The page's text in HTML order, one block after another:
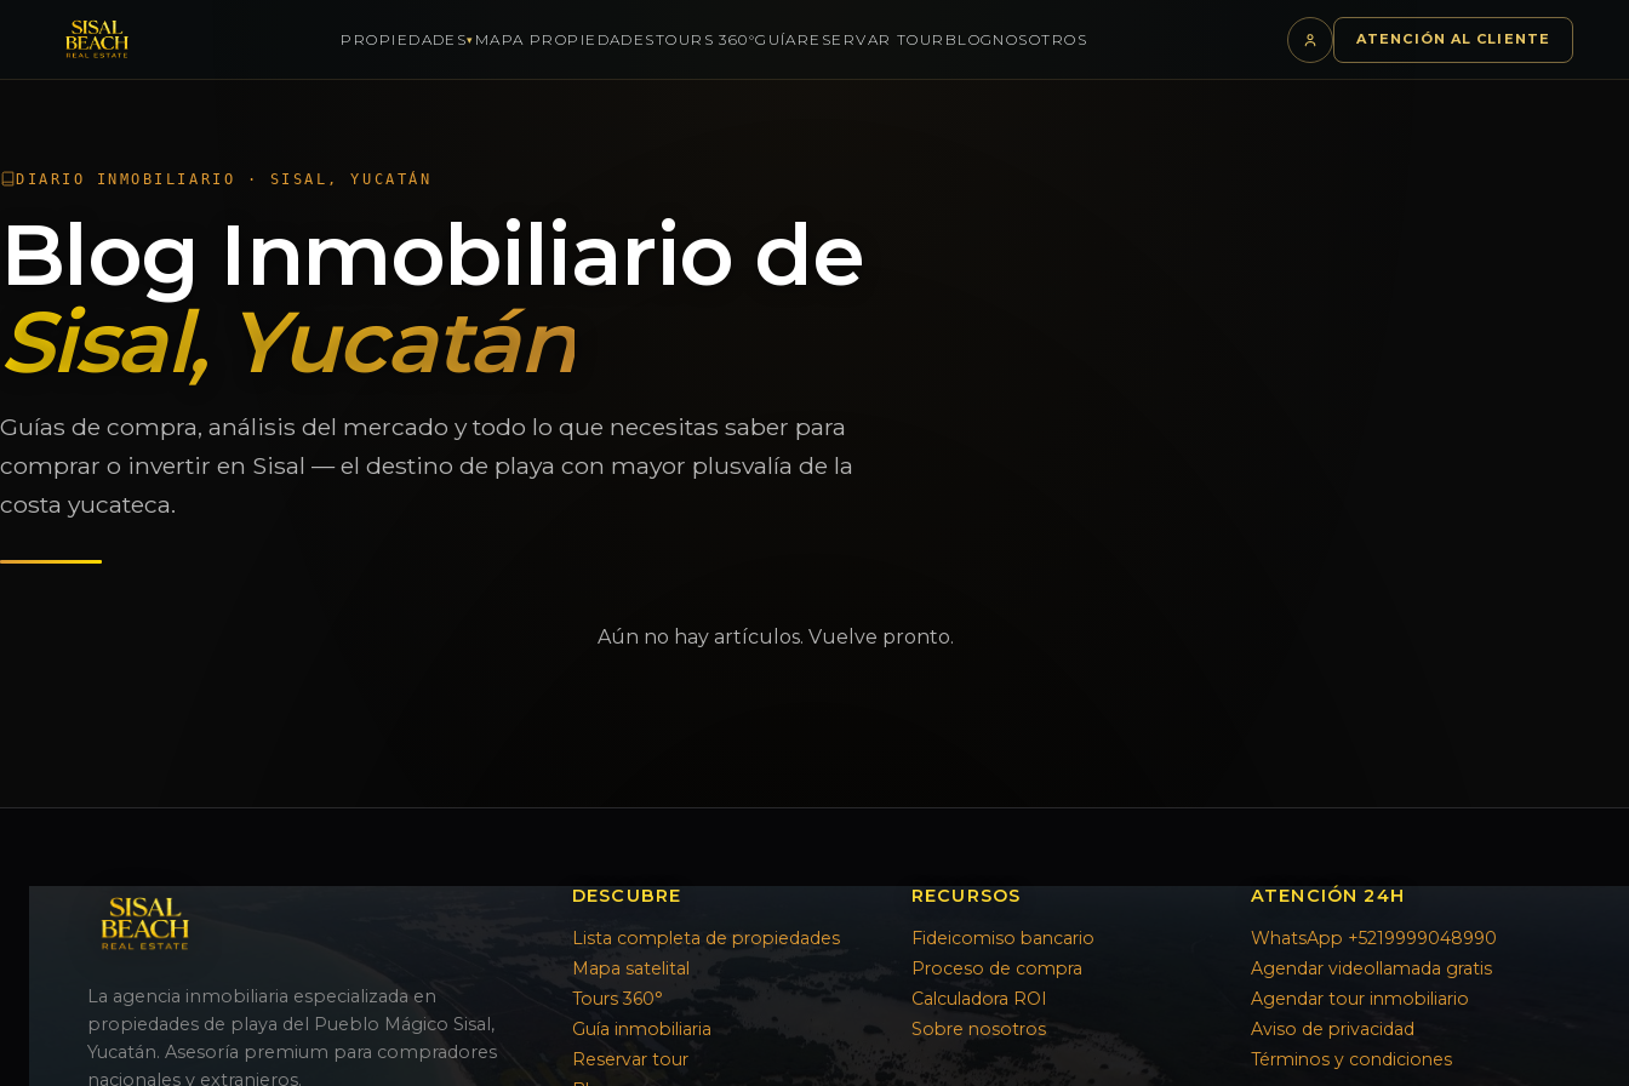
PROPIEDADES▾ MAPA PROPIEDADESTOURS 360°GUÍARESERVAR TOUR BLOG NOSOTROS ATENCIÓN AL CLIENTE
DIARIO INMOBILIARIO · SISAL, YUCATÁN
Blog Inmobiliario de
Sisal, Yucatán
Guías de compra, análisis del mercado y todo lo que necesitas saber para
comprar o invertir en Sisal — el destino de playa con mayor plusvalía de la
costa yucateca.
Aún no hay artículos. Vuelve pronto.
La agencia inmobiliaria especializada en
propiedades de playa del Pueblo Mágico Sisal,
Yucatán. Asesoría premium para compradores
nacionales y extranjeros.
DESCUBRE
Lista completa de propiedades
Mapa satelital
Tours 360°
Guía inmobiliaria
Reservar tour
RECURSOS
Fideicomiso bancario
Proceso de compra
Calculadora ROI
Sobre nosotros
ATENCIÓN 24H
WhatsApp +5219999048990
Agendar videollamada gratis
Agendar tour inmobiliario
Aviso de privacidad
Términos y condiciones